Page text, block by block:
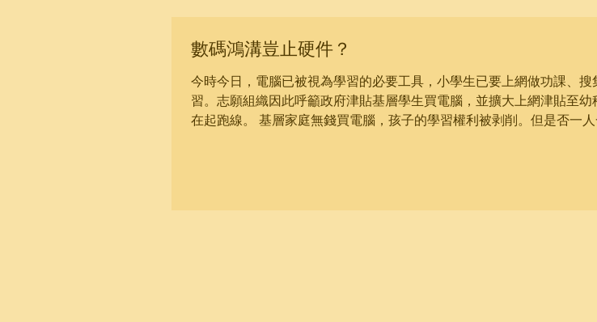
數碼鴻溝豈止硬件？
今時今日，電腦已被視為學習的必要工具，小學生已要上網做功課、搜
習。志願組織因此呼籲政府津貼基層學生買電腦，並擴大上網津貼至幼
在起跑線。 基層家庭無錢買電腦，孩子的學習權利被剥削。但是否一人